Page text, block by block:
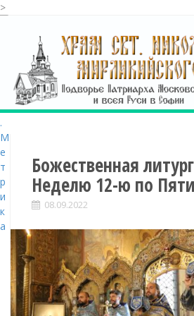
>
c
o
n
t
e
n
t
Божественная
Неделю 12-ю по
08.09.2022